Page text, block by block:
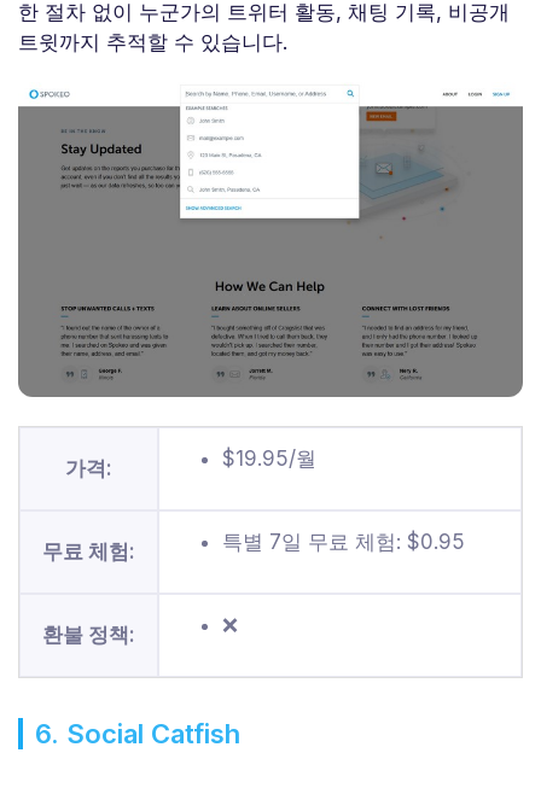
한 절차 없이 누군가의 트위터 활동, 채팅 기록, 비공개
트윗까지 추적할 수 있습니다.
가격: $19.95/월
무료 체험: 특별 7일 무료 체험: $0.95
환불 정책: ❌
6. Social Catfish